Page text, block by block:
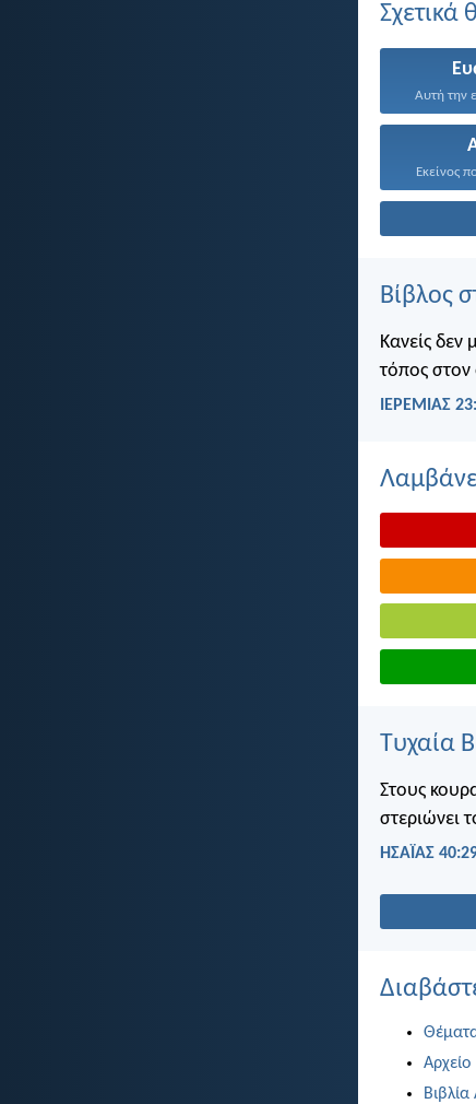
Σχετικά
Αυτή την
Εκείνος
Βίβλος
Κανείς
τόπος στον
ΙΕΡΕΜΙΑΣ
Τυχαία
Στους
στεριώνει
ΗΣΑΪΑΣ
Αρχείο